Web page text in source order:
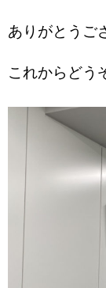
ありがとうご
これからどう